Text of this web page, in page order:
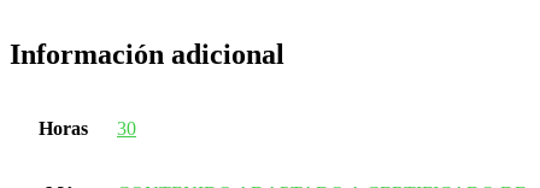
Información adicional
Horas 30